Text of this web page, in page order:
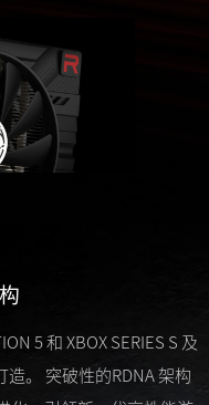
5 和 XBOX SERIES S 及
造。 突破性的RDNA 架构